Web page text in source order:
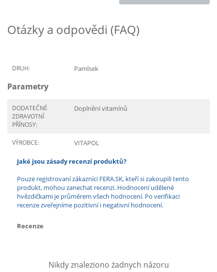
Otázky a odpovědi (FAQ)
DRUH: Pamlsek
Parametry
DODATEČNÉ
ZDRAVOTNÍ
PŘÍNOSY:
Doplnění vitamínů
VÝROBCE: VITAPOL
Jaké jsou zásady recenzí produktů?
Pouze registrovaní zákazníci FERA.SK, kteří si zakoupili tento
produkt, mohou zanechat recenzi. Hodnocení udělené
hvězdičkami je průměrem všech hodnocení. Po verifikaci
recenze zveřejníme pozitivní i negativní hodnocení.
Recenze
Nikdy znaleziono żadnych názoru